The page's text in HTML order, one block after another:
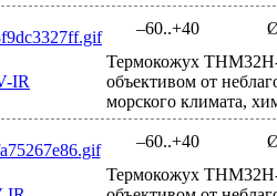
–60..+40
IR
Термокожух
объективом от
морского климата,
–60..+40
Термокожух